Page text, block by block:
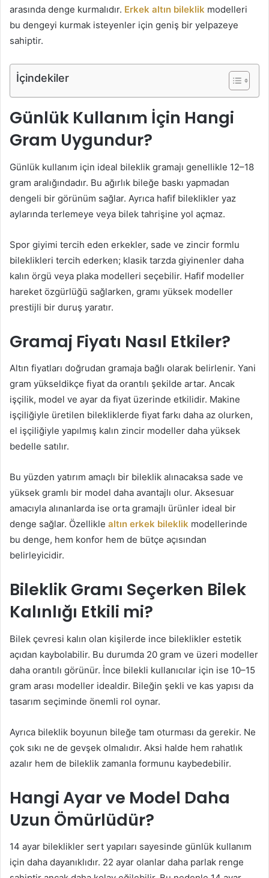
arasında denge kurmalıdır. Erkek altın bileklik modelleri
bu dengeyi kurmak isteyenler için geniş bir yelpazeye
sahiptir.
İçindekiler
Günlük Kullanım İçin Hangi
Gram Uygundur?
Günlük kullanım için ideal bileklik gramajı genellikle 12–18
gram aralığındadır. Bu ağırlık bileğe baskı yapmadan
dengeli bir görünüm sağlar. Ayrıca hafif bileklikler yaz
aylarında terlemeye veya bilek tahrişine yol açmaz.
Spor giyimi tercih eden erkekler, sade ve zincir formlu
bileklikleri tercih ederken; klasik tarzda giyinenler daha
kalın örgü veya plaka modelleri seçebilir. Hafif modeller
hareket özgürlüğü sağlarken, gramı yüksek modeller
prestijli bir duruş yaratır.
Gramaj Fiyatı Nasıl Etkiler?
Altın fiyatları doğrudan gramaja bağlı olarak belirlenir. Yani
gram yükseldikçe fiyat da orantılı şekilde artar. Ancak
işçilik, model ve ayar da fiyat üzerinde etkilidir. Makine
işçiliğiyle üretilen bilekliklerde fiyat farkı daha az olurken,
el işçiliğiyle yapılmış kalın zincir modeller daha yüksek
bedelle satılır.
Bu yüzden yatırım amaçlı bir bileklik alınacaksa sade ve
yüksek gramlı bir model daha avantajlı olur. Aksesuar
amacıyla alınanlarda ise orta gramajlı ürünler ideal bir
denge sağlar. Özellikle altın erkek bileklik modellerinde
bu denge, hem konfor hem de bütçe açısından
belirleyicidir.
Bileklik Gramı Seçerken Bilek
Kalınlığı Etkili mi?
Bilek çevresi kalın olan kişilerde ince bileklikler estetik
açıdan kaybolabilir. Bu durumda 20 gram ve üzeri modeller
daha orantılı görünür. İnce bilekli kullanıcılar için ise 10–15
gram arası modeller idealdir. Bileğin şekli ve kas yapısı da
tasarım seçiminde önemli rol oynar.
Ayrıca bileklik boyunun bileğe tam oturması da gerekir. Ne
çok sıkı ne de gevşek olmalıdır. Aksi halde hem rahatlık
azalır hem de bileklik zamanla formunu kaybedebilir.
Hangi Ayar ve Model Daha
Uzun Ömürlüdür?
14 ayar bileklikler sert yapıları sayesinde günlük kullanım
için daha dayanıklıdır. 22 ayar olanlar daha parlak renge